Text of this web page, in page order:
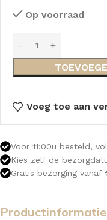
Op voorraad
Voeg toe aan
Voor 11:00u besteld,
Kies zelf de
Gratis bezorging vanaf
Productinformatie